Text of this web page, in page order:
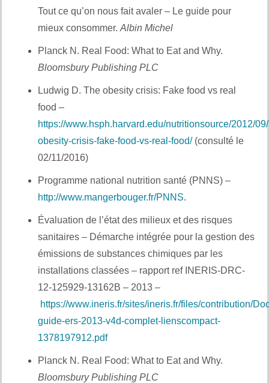
Tout ce qu’on nous fait avaler – Le guide pour
mieux consommer. Albin Michel
Planck N. Real Food: What to Eat and Why.
Bloomsbury Publishing PLC
Ludwig D. The obesity crisis: Fake food vs real
food –
https://www.hsph.harvard.edu/nutritionsource/2012/
obesity-crisis-fake-food-vs-real-food/(consulté le
02/11/2016)
Programme national nutrition santé (PNNS) –
http://www.mangerbouger.fr/PNNS.
Évaluation de l’état des milieux et des risques
sanitaires – Démarche intégrée pour la gestion des
émissions de substances chimiques par les
installations classées – rapport ref INERIS-DRC-
12-125929-13162B – 2013 –
https://www.ineris.fr/sites/ineris.fr/files/contribution/
guide-ers-2013-v4d-complet-lienscompact-
1378197912.pdf
Planck N. Real Food: What to Eat and Why.
Bloomsbury Publishing PLC